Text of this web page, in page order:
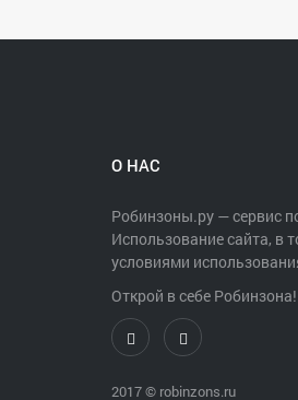
О НАС
Робинзоны.ру — сервис
Использование сайта, в
условиями
Открой в себе
2017 © robinzons.ru